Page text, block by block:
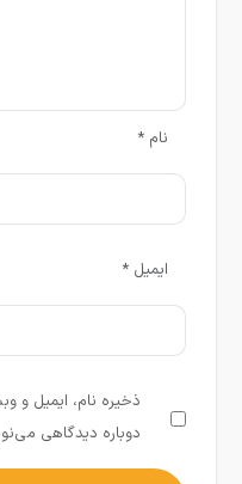
نام*
ایمیل*
ذخیره نام، ایمیل و
دوباره دیدگاهی